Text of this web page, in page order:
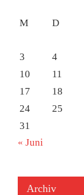
M
D
3
4
10
11
17
18
24
25
31
« Juni
Archiv